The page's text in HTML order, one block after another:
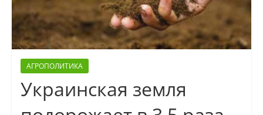
АГРОПОЛИТИКА
Украинская земля